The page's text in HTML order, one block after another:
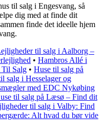
til salg i Engesvang, så
dig med at finde dit
finde det ideelle hjem
til salg i Aalborg –
• Hambros Allé i
Salg • Huse til salg på
salg i Hesselager og
med EDC Nykøbing
til salg på Læsø – Find dit
til salg i Valby: Find
Alt hvad du bør vide